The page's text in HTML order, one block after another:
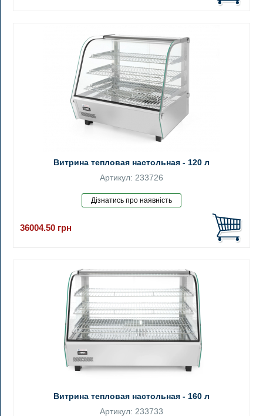
Витрина тепловая настольная - 120 л
Артикул: 233726
36004.50 грн
Витрина тепловая настольная - 160 л
Артикул: 233733